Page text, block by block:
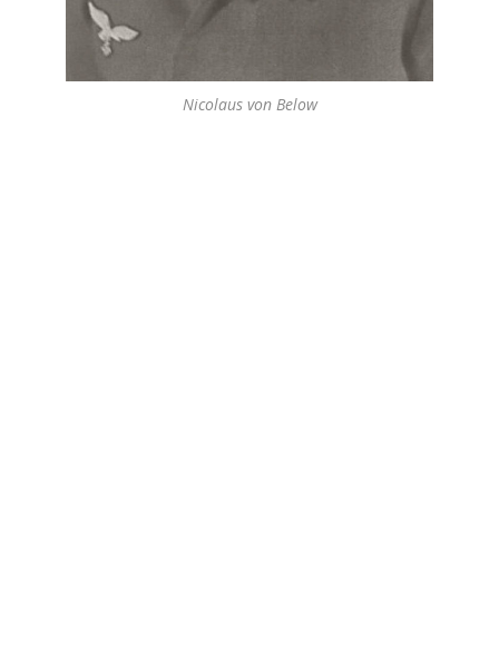
Nicolaus von Below